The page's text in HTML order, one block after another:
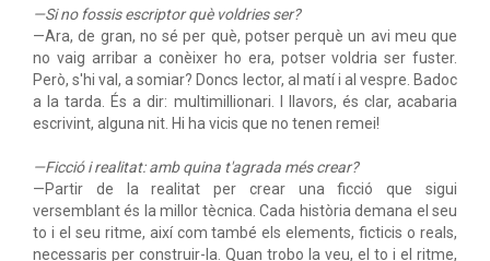
—Si no fossis escriptor què voldries ser?
—Ara, de gran, no sé per què, potser perquè un avi meu que
no vaig arribar a conèixer ho era, potser voldria ser fuster.
Però, s'hi val, a somiar? Doncs lector, al matí i al vespre. Badoc
a la tarda. És a dir: multimillionari. I llavors, és clar, acabaria
escrivint, alguna nit. Hi ha vicis que no tenen remei!
—Ficció i realitat: amb quina t'agrada més crear?
—Partir de la realitat per crear una ficció que sigui
versemblant és la millor tècnica. Cada història demana el seu
to i el seu ritme, així com també els elements, ficticis o reals,
necessaris per construir-la. Quan trobo la veu, el to i el ritme,